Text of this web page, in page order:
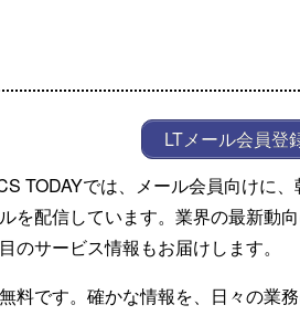
LTメール会員登
TODAYでは、メール会員向けに
を配信しています。業界の最新動
のサービス情報もお届けします。
料です。確かな情報を、日々の業